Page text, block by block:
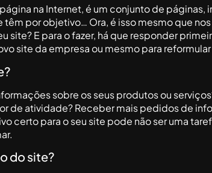
na Internet, é um conjunto de
por objetivo… Ora, é isso mesmo que
site? E para o fazer, há que responder
site da empresa ou mesmo para
sobre os seus produtos ou
de atividade? Receber mais pedidos de
certo para o seu site pode não ser uma
do site?